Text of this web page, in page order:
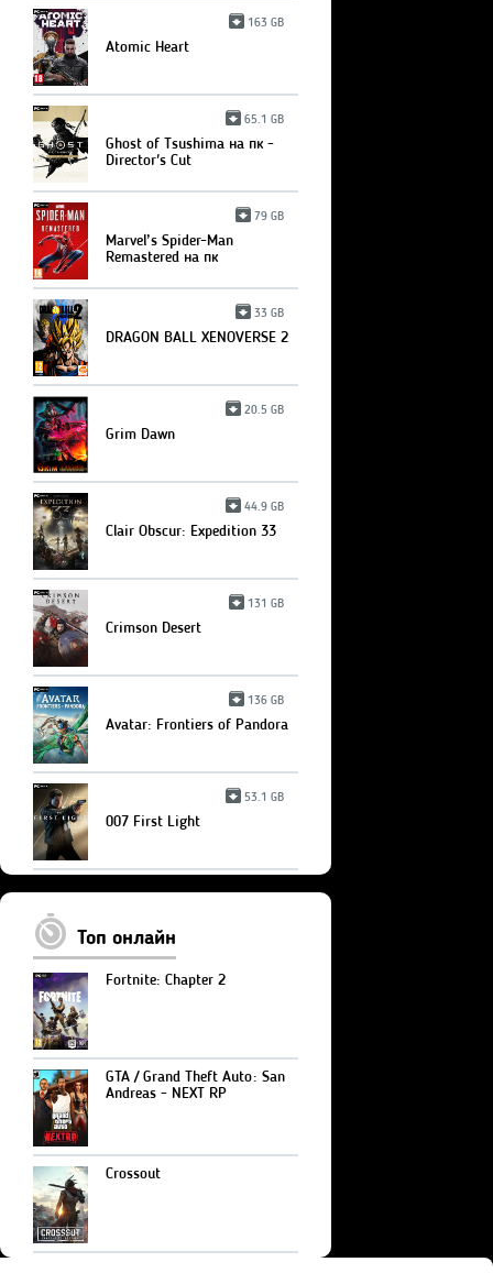
163 GB
Atomic Heart
65.1 GB
Ghost of Tsushima на пк -
Director's Cut
79 GB
Marvel’s Spider-Man
Remastered на пк
33 GB
DRAGON BALL XENOVERSE 2
20.5 GB
Grim Dawn
44.9 GB
Clair Obscur: Expedition 33
131 GB
Crimson Desert
136 GB
Avatar: Frontiers of Pandora
53.1 GB
007 First Light
Топ онлайн
Fortnite: Chapter 2
GTA / Grand Theft Auto: San
Andreas - NEXT RP
Crossout